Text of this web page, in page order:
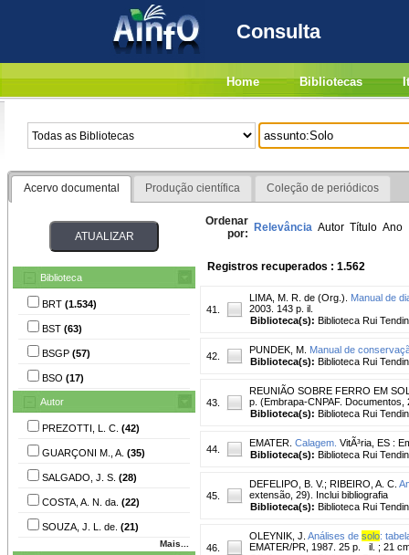
Consulta
Home Bibliotecas
Acervo documental Produção científica Coleção de periódicos
Biblioteca
BRT (1.534)
BST (63)
BSGP (57)
BSO (17)
Autor
PREZOTTI, L. C. (42)
GUARÇONI M., A. (35)
SALGADO, J. S. (28)
COSTA, A. N. da. (22)
SOUZA, J. L. de. (21)
Mais...
Ordenar
por: Relevância Autor Título Ano
Registros recuperados : 1.562
41.
LIMA, M. R. de (Org.).
Manual de
2003. 143 p. il.
Biblioteca(s): Biblioteca Rui
42.
PUNDEK, M. Manual de
Biblioteca(s): Biblioteca Rui
43.
REUNIÃO SOBRE FERRO EM
p. (Embrapa-CNPAF.
Biblioteca(s): Biblioteca Rui
44.
EMATER. Calagem. VitÃ³ria, ES :
Biblioteca(s): Biblioteca Rui
45.
DEFELIPO, B. V.; RIBEIRO, A. C.
extensão, 29). Inclui bibliografia
Biblioteca(s): Biblioteca Rui
46.
OLEYNIK, J. Análises de solo:
EMATER/PR, 1987. 25 p. il. ; 21